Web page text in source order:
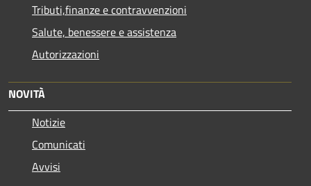
Tributi,finanze e contravvenzioni
Salute, benessere e assistenza
Autorizzazioni
NOVITÀ
Notizie
Comunicati
Avvisi